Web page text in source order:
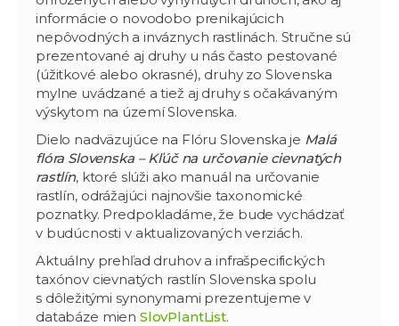
informácie o novodobo prenikajúcich
nepôvodných a inváznych rastlinách. Stručne sú
prezentované aj druhy u nás často pestované
(úžitkové alebo okrasné), druhy zo Slovenska
mylne uvádzané a tiež aj druhy s očakávaným
výskytom na území Slovenska.
Dielo nadväzujúce na Flóru Slovenska je Malá
flóra Slovenska – Kľúč na určovanie cievnatých
rastlín, ktoré slúži ako manuál na určovanie
rastlín, odrážajúci najnovšie taxonomické
poznatky. Predpokladáme, že bude vychádzať
v budúcnosti v aktualizovaných verziách.
Aktuálny prehľad druhov a infrašpecifických
taxónov cievnatých rastlín Slovenska spolu
s dôležitými synonymami prezentujeme v
databáze mien SlovPlantList.